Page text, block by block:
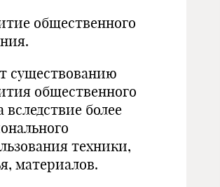
общественного
существованию
общественного
вследствие более
техники,
материалов.